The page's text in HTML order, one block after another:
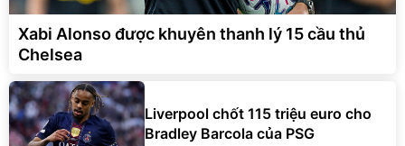
Xabi Alonso được khuyên thanh lý 15 cầu thủ
Chelsea
Liverpool chốt 115 triệu euro cho
Bradley Barcola của PSG